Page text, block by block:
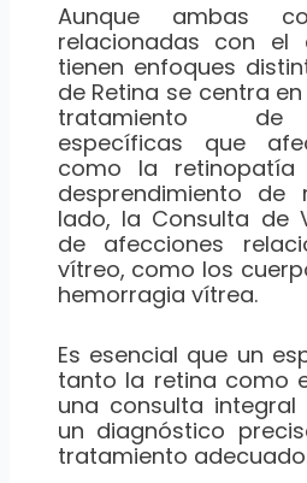
Aunque ambas
relacionadas con el
tienen enfoques
de Retina se centra
tratamiento de
específicas que
como la
desprendimiento de
lado, la Consulta de
de afecciones
vítreo, como los
hemorragia vítrea.
Es esencial que un
tanto la retina como
una consulta
un diagnóstico
tratamiento